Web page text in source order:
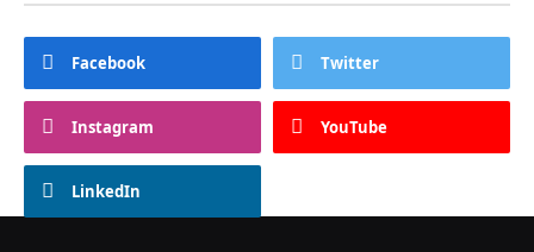
Facebook Twitter
Instagram YouTube
LinkedIn